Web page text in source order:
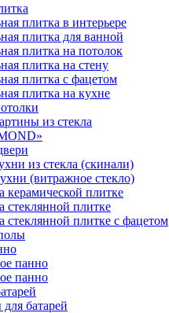
плитка в интерьере
плитка для ванной
плитка на потолок
плитка на стену
плитка с фацетом
плитка на кухне
из стекла
из стекла (скинали)
(витражное стекло)
керамической плитке
стеклянной плитке
стеклянной плитке с фацетом
панно
панно
батарей